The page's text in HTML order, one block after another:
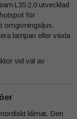
L35 2.0 utvecklad
för
omgivningsljus.
lampan eller växla
vid val av
klimat. Den